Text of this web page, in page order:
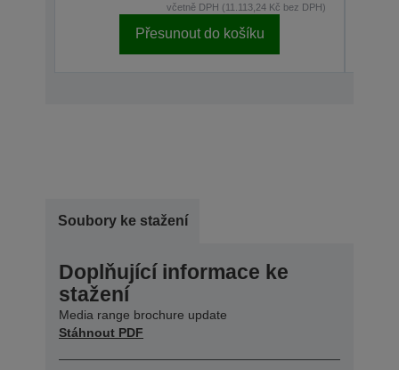
včetně DPH (11.113,24 Kč bez DPH)
Přesunout do košíku
Soubory ke stažení
Doplňující informace ke
stažení
Media range brochure update
Stáhnout PDF